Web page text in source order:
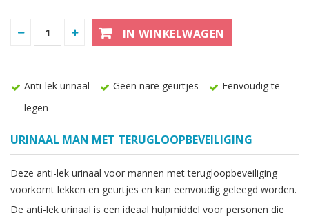
IN WINKELWAGEN
Anti-lek urinaal Geen nare geurtjes
Eenvoudig te
legen
URINAAL MAN MET TERUGLOOPBEVEILIGING
Deze anti-lek urinaal voor mannen met terugloopbeveiliging
voorkomt lekken en geurtjes en kan eenvoudig geleegd worden.
De anti-lek urinaal is een ideaal hulpmiddel voor personen die